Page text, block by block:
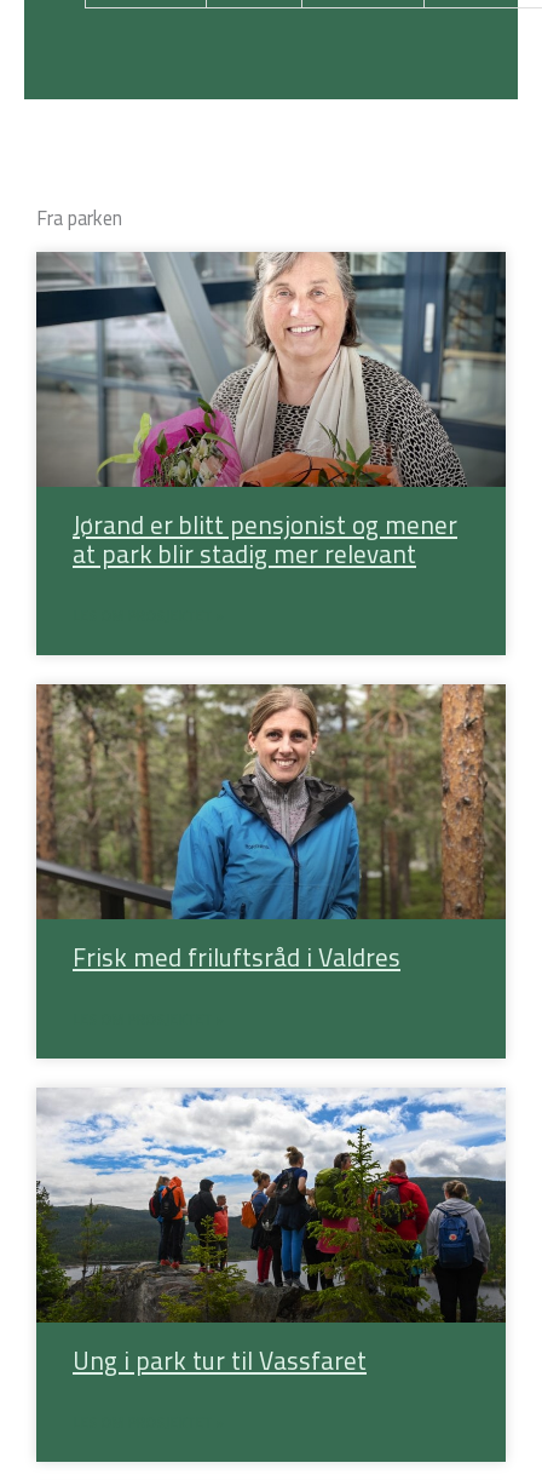
Fra parken
Jørand er blitt pensjonist og mener
at park blir stadig mer relevant
Frisk med friluftsråd i Valdres
Ung i park tur til Vassfaret